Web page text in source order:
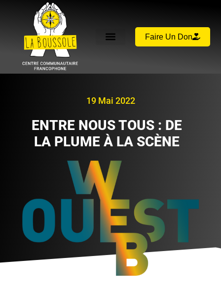
Faire Un Don
19 Mai 2022
ENTRE NOUS TOUS : DE
LA PLUME À LA SCÈNE